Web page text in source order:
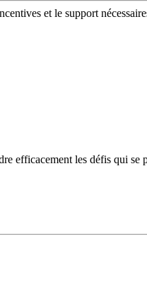
et le support
efficacement les défis qui